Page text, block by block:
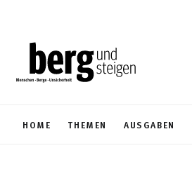
HOME THEMEN AUSGABEN